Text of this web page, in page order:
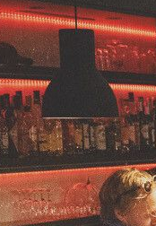
Dating
Moers
Menschen,